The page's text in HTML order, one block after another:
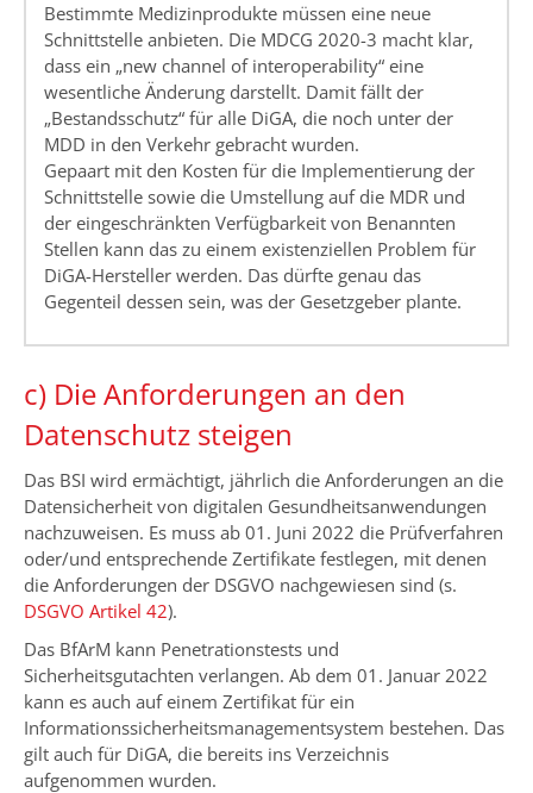
Bestimmte Medizinprodukte müssen eine neue
Schnittstelle anbieten. Die MDCG 2020-3 macht klar,
dass ein „new channel of interoperability“ eine
wesentliche Änderung darstellt. Damit fällt der
„Bestandsschutz“ für alle DiGA, die noch unter der
MDD in den Verkehr gebracht wurden.
Gepaart mit den Kosten für die Implementierung der
Schnittstelle sowie die Umstellung auf die MDR und
der eingeschränkten Verfügbarkeit von Benannten
Stellen kann das zu einem existenziellen Problem für
DiGA-Hersteller werden. Das dürfte genau das
Gegenteil dessen sein, was der Gesetzgeber plante.
c) Die Anforderungen an den
Datenschutz steigen
Das BSI wird ermächtigt, jährlich die Anforderungen an die
Datensicherheit von digitalen Gesundheitsanwendungen
nachzuweisen. Es muss ab 01. Juni 2022 die Prüfverfahren
oder/und entsprechende Zertifikate festlegen, mit denen
die Anforderungen der DSGVO nachgewiesen sind (s.
DSGVO Artikel 42).
Das BfArM kann Penetrationstests und
Sicherheitsgutachten verlangen. Ab dem 01. Januar 2022
kann es auch auf einem Zertifikat für ein
Informationssicherheitsmanagementsystem bestehen. Das
gilt auch für DiGA, die bereits ins Verzeichnis
aufgenommen wurden.